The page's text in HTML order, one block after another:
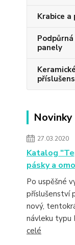
Krabice
panely
Novinky
27.03.2020
Katalog
pásky a
Po uspěšné
příslušenství
nový,
návleku typu
celé